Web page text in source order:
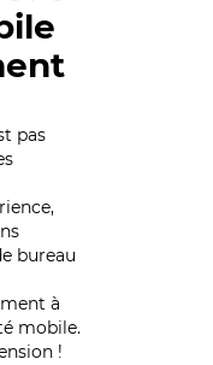
pas
bureau
à
mobile.
!